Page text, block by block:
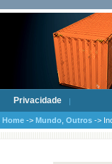
Privacidade
Home -> Mundo Outros ->